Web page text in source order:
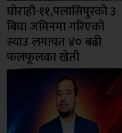
घोराही-११,पलासिपुरको ३
बिघा जमिनमा गरिएको
स्याउ लगायत ४० बढी
फलफूलका खेती